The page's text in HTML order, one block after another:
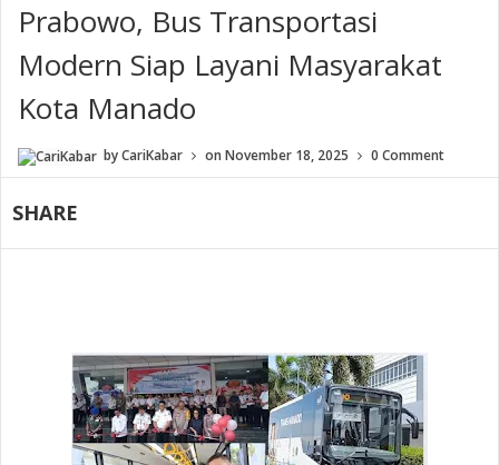
Prabowo, Bus Transportasi
Modern Siap Layani Masyarakat
Kota Manado
byCariKabar onNovember 18, 2025 0 Comment
SHARE